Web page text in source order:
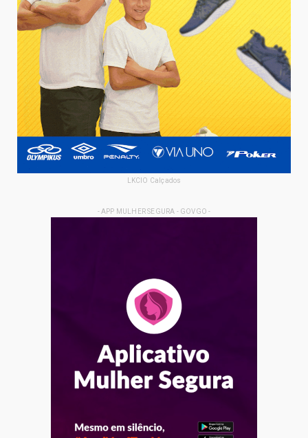
LKCIO Calçados
- APP MULHER SEGURA - GOVGO -